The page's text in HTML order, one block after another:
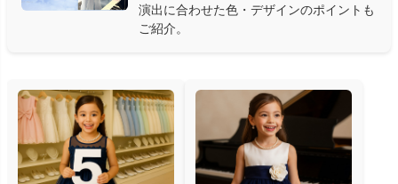
た商品
を多数ご用意しています。演出に合わせた色・デザインのポイントも
ご紹介。